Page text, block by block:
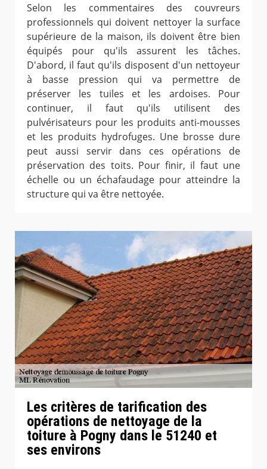
Selon les commentaires des couvreurs
professionnels qui doivent nettoyer la surface
supérieure de la maison, ils doivent être bien
équipés pour qu'ils assurent les tâches.
D'abord, il faut qu'ils disposent d'un nettoyeur
à basse pression qui va permettre de
préserver les tuiles et les ardoises. Pour
continuer, il faut qu'ils utilisent des
pulvérisateurs pour les produits anti-mousses
et les produits hydrofuges. Une brosse dure
peut aussi servir dans ces opérations de
préservation des toits. Pour finir, il faut une
échelle ou un échafaudage pour atteindre la
structure qui va être nettoyée.
Les critères de tarification des
opérations de nettoyage de la
toiture à Pogny dans le 51240 et
ses environs